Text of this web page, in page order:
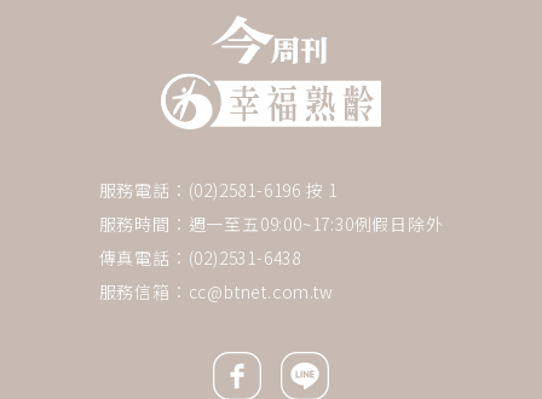
服務電話：(02)2581-6196 按 1
服務時間：週一至五09:00~17:30例假日除外
傳真電話：(02)2531-6438
服務信箱： cc@btnet.com.tw
Facebook icon
Line icon